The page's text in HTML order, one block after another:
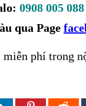
0908 005 088
qua Page
phí trong